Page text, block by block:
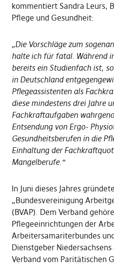
kommentiert Sandra Leurs,
Pflege und Gesundheit:
„Die Vorschläge zum
halte ich für fatal. Während
bereits ein Studienfach ist,
in Deutschland
Pflegeassistenten als
diese mindestens drei Jahre
Fachkraftaufgaben
Entsendung von Ergo-
Gesundheitsberufen in die
Einhaltung der
Mangelberufe.“
In Juni dieses Jahres
„Bundesvereinigung
(BVAP). Dem Verband
Pflegeeinrichtungen der
Arbeitersamariterbundes
Dienstgeber
Verband vom Paritätischen